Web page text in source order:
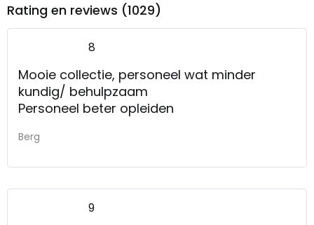
Rating en reviews (1029)
8
Mooie collectie, personeel wat minder
kundig/ behulpzaam
Personeel beter opleiden
Berg
9